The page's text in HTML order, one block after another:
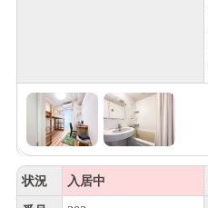
状況 入居中